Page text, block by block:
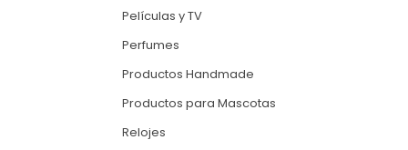
Películas y TV
Perfumes
Productos Handmade
Productos para Mascotas
Relojes